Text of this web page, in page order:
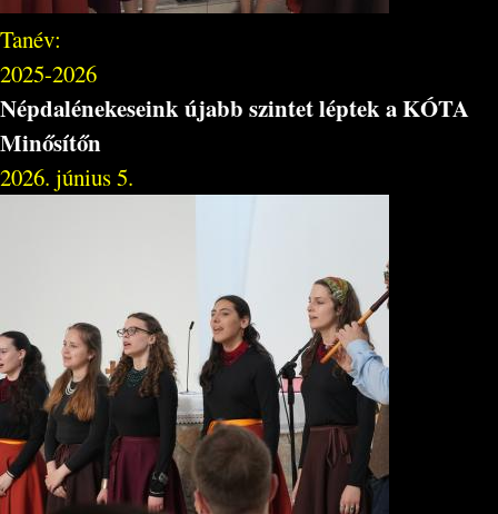
Tanév:
2025-2026
Népdalénekeseink újabb szintet léptek a KÓTA
Minősítőn
2026. június 5.